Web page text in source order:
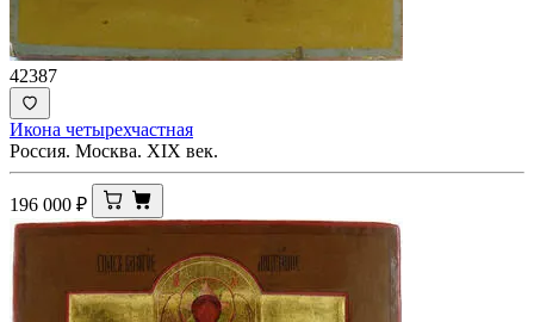
42387
Икона четырехчастная
Россия. Москва. XIX век.
196 000 ₽